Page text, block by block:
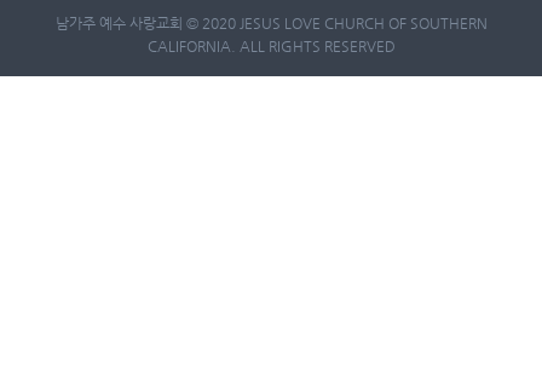
남가주 예수 사랑교회 © 2020 JESUS LOVE CHURCH OF SOUTHERN
CALIFORNIA. ALL RIGHTS RESERVED